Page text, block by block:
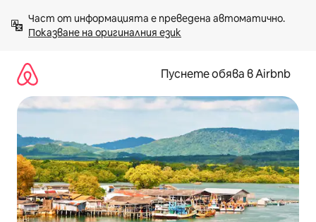
към
съдържанието
Показване на оригиналния език
Пуснете обява в Airbnb